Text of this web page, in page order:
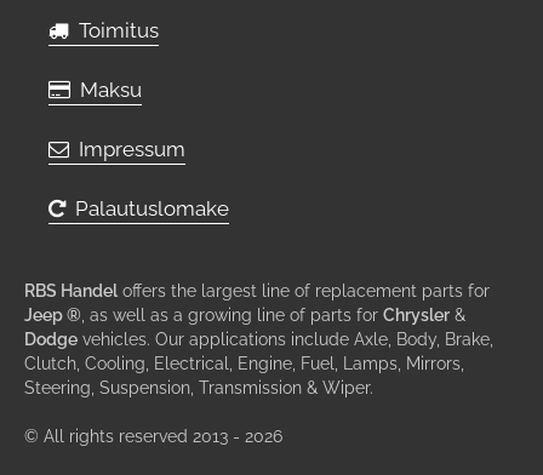
Toimitus
Maksu
Impressum
Palautuslomake
RBS Handel offers the largest line of replacement parts for
Jeep ® , as well as a growing line of parts for Chrysler &
Dodge vehicles. Our applications include Axle, Body, Brake,
Clutch, Cooling, Electrical, Engine, Fuel, Lamps, Mirrors,
Steering, Suspension, Transmission & Wiper.
© All rights reserved 2013 - 2026